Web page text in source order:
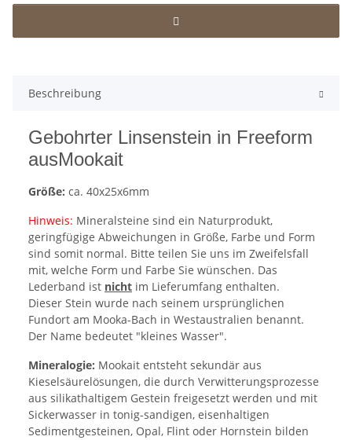
Beschreibung
Gebohrter Linsenstein in Freeform
ausMookait
Größe: ca. 40x25x6mm
Hinweis: Mineralsteine sind ein Naturprodukt,
geringfügige Abweichungen in Größe, Farbe und Form
sind somit normal. Bitte teilen Sie uns im Zweifelsfall
mit, welche Form und Farbe Sie wünschen. Das
Lederband ist nicht im Lieferumfang enthalten.
Dieser Stein wurde nach seinem ursprünglichen
Fundort am Mooka-Bach in Westaustralien benannt.
Der Name bedeutet "kleines Wasser".
Mineralogie: Mookait entsteht sekundär aus
Kieselsäurelösungen, die durch Verwitterungsprozesse
aus silikathaltigem Gestein freigesetzt werden und mit
Sickerwasser in tonig-sandigen, eisenhaltigen
Sedimentgesteinen, Opal, Flint oder Hornstein bilden